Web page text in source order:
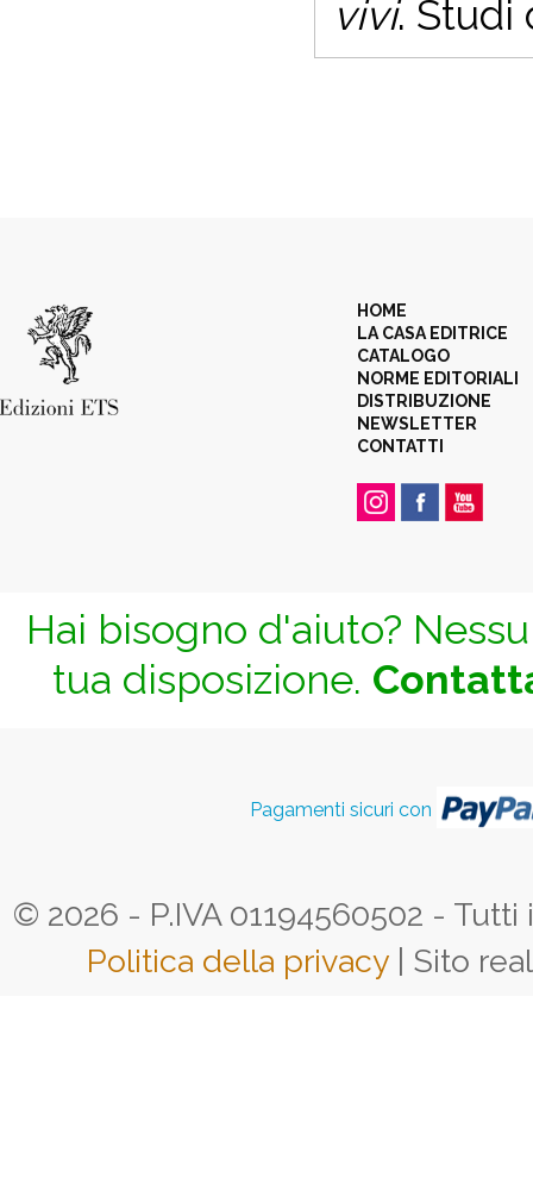
vivi. Studi
HOME
LA CASA EDITRICE
CATALOGO
NORME EDITORIALI
DISTRIBUZIONE
NEWSLETTER
CONTATTI
Hai bisogno d'aiuto?
tua disposizione.
Pagamenti sicuri con
© 2026 - P.IVA 01194560502 -
Politica della privacy | Sito